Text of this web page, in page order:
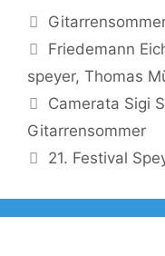
Kategorien
Schlagwörter
Friedemann
speyer, Thomas
Camerata Sigi
Gitarrensommer
21. Festival